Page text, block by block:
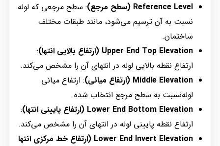
Reference Level (سطح مرجع)
: سطح مرجعی که لوله
نسبت به آن ترسیم می‌شود، مانند طبقات مختلف
ساختمان.
Upper End Top Elevation (ارتفاع بالایی انتها)
:
ارتفاع نقطه بالایی لوله در انتهای آن را مشخص می‌کند.
Middle Elevation (ارتفاع میانی)
: ارتفاع میانی
لوله‌نسبت به سطح مرجع انتخاب شده.
Lower End Bottom Elevation (ارتفاع پایینی انتها)
:
ارتفاع نقطه پایینی لوله در انتهای آن را مشخص می‌کند.
Lower End Invert Elevation (ارتفاع خط مرکزی انتها